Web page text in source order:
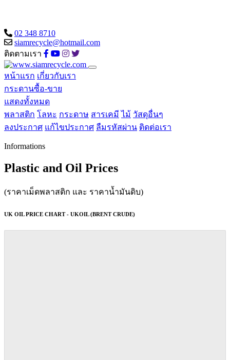
02 348 8710
siamrecycle@hotmail.com
ติดตามเรา
หน้าแรก เกี่ยวกับเรา
กระดานซื้อ-ขาย
แสดงทั้งหมด
พลาสติก โลหะ กระดาษ สารเคมี ไม้ วัสดุอื่นๆ
ลงประกาศ แก้ไขประกาศ ลืมรหัสผ่าน ติดต่อเรา
Informations
Plastic and Oil Prices
(ราคาเม็ดพลาสติก และ ราคาน้ำมันดิบ)
UK OIL PRICE CHART - UKOIL (BRENT CRUDE)